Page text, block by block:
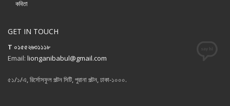
কবিতা
GET IN TOUCH
T ০১৫৫২৬৩১১১৮
Email: lionganibabul@gmail.com
৫১/১/এ, রির্সোসফুল পল্টন সিটি, পুরানা পল্টন, ঢাকা-১০০০.